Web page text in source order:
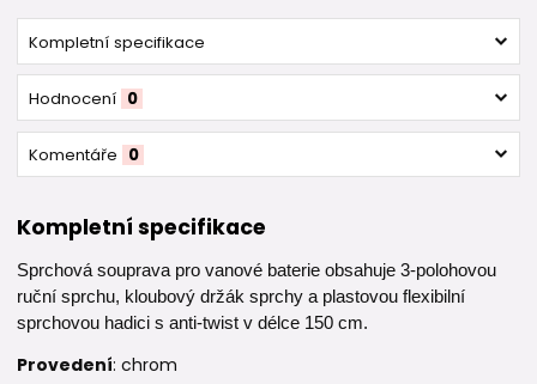
Kompletní specifikace
Hodnocení 0
Komentáře 0
Kompletní specifikace
Sprchová souprava pro vanové baterie obsahuje 3-polohovou
ruční sprchu, kloubový držák sprchy a plastovou flexibilní
sprchovou hadici s anti-twist v délce 150 cm.
Provedení: chrom